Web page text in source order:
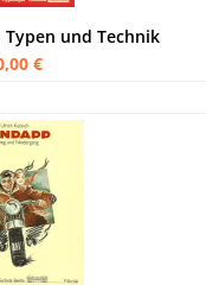
Typen und Technik
€